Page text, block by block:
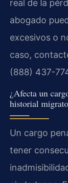
real de la
abogado
excesivos o
caso,
(888) 437-
¿Afecta un
historial
Un cargo
tener